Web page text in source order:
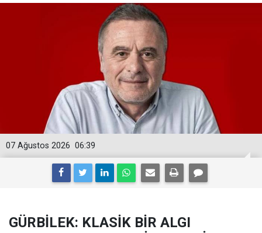
06:39
07 Ağustos 2026
GÜRBİLEK: KLASİK BİR ALGI